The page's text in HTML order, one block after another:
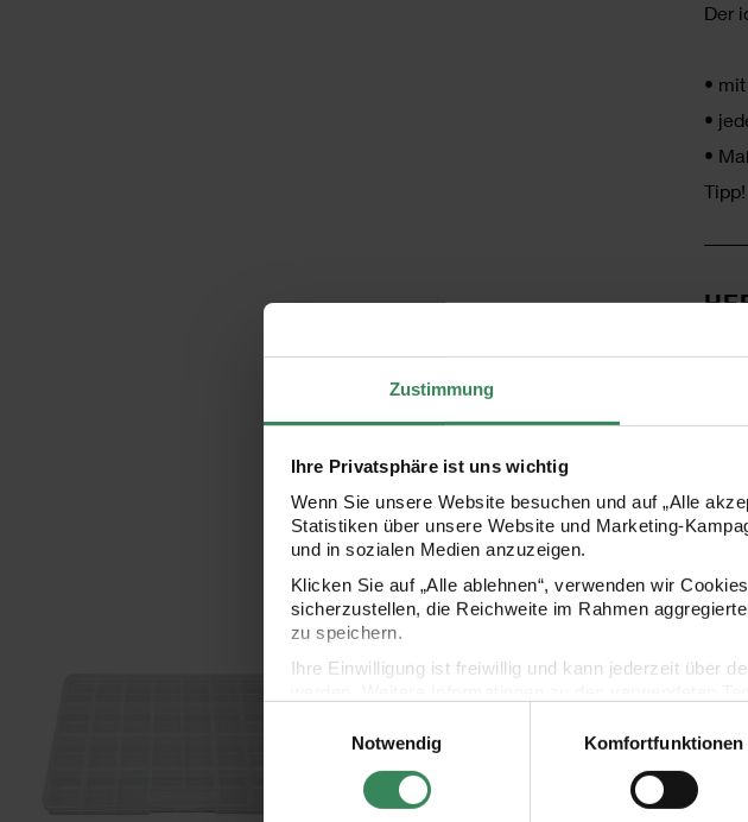
Zustimmung
Ihre Privatsphäre ist uns wichtig
Wenn Sie unsere Website besuchen und auf „Alle
Statistiken über unsere Website und Marketing-
und in sozialen Medien anzuzeigen.
Klicken Sie auf „Alle ablehnen“, verwenden wir
sicherzustellen, die Reichweite im Rahmen
zu speichern.
Ihre Einwilligung ist freiwillig und kann jederzeit über
Impressum
Datenschutz Vertrag widerrufen
Notwendig
Komfortfunktionen
Der
•
•
•
Sortierbox mit 32 Fächern 35x22,6x3,6cmSortierbox mit 18 Fächern